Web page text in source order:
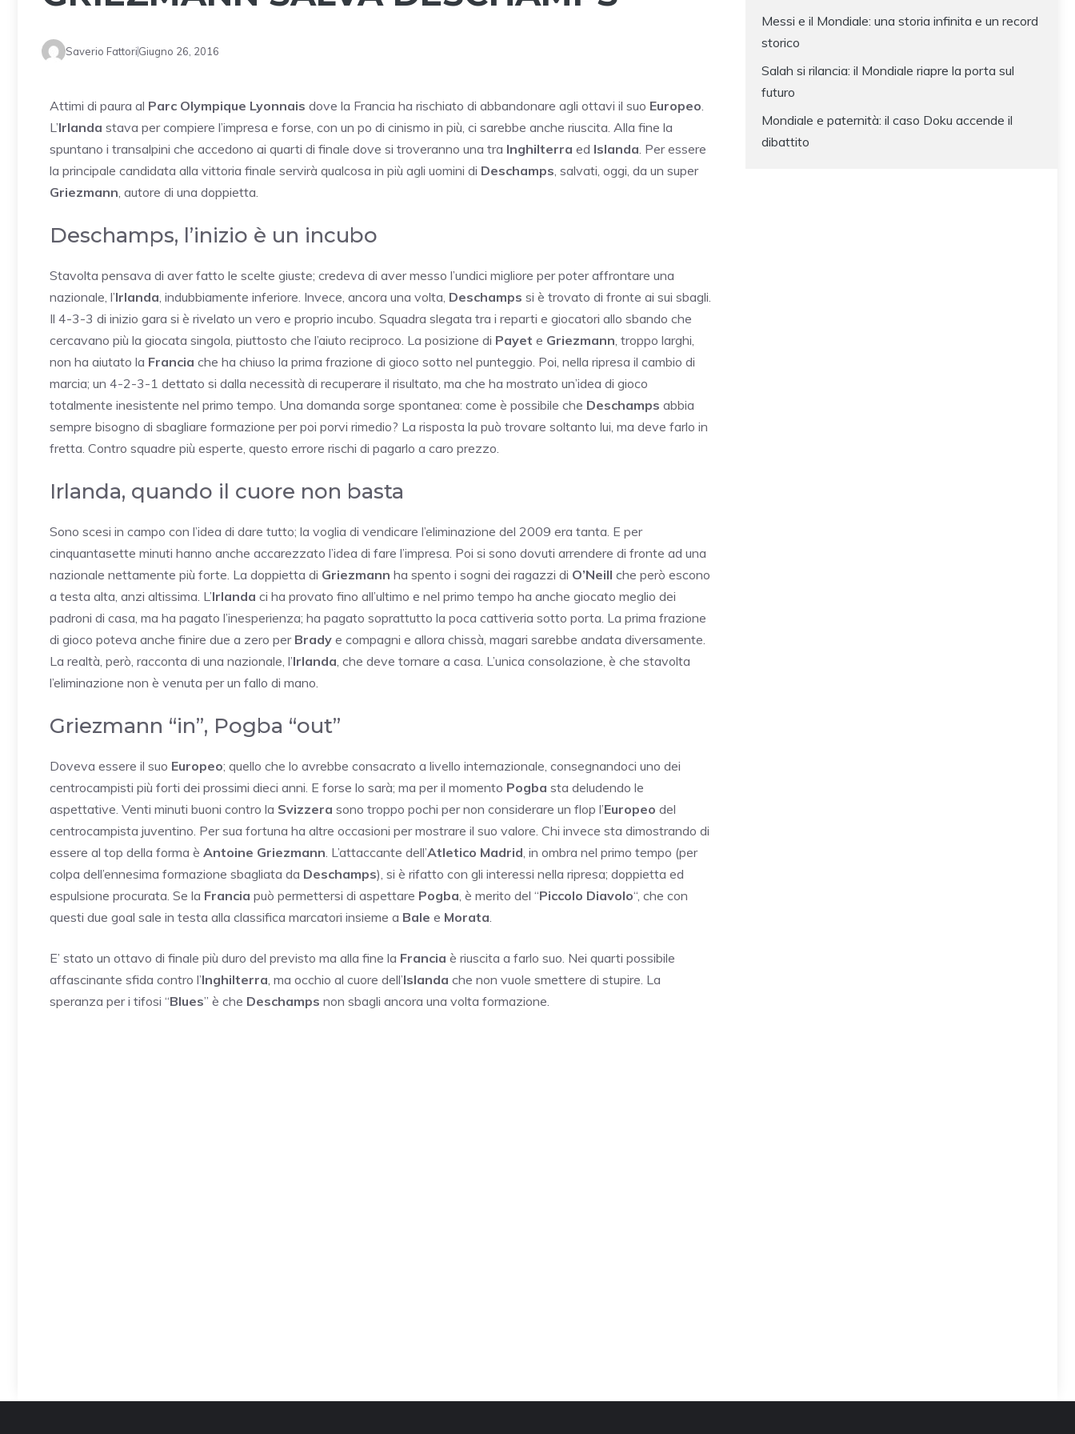
Saverio FattoriGiugno 26, 2016
Attimi di paura al Parc Olympique Lyonnais dove la Francia ha rischiato di abbandonare agli ottavi il suo Europeo.
L’Irlanda stava per compiere l’impresa e forse, con un po di cinismo in più, ci sarebbe anche riuscita. Alla fine la
spuntano i transalpini che accedono ai quarti di finale dove si troveranno una tra Inghilterra ed Islanda. Per essere
la principale candidata alla vittoria finale servirà qualcosa in più agli uomini di Deschamps, salvati, oggi, da un super
Griezmann, autore di una doppietta.
Deschamps, l’inizio è un incubo
Stavolta pensava di aver fatto le scelte giuste; credeva di aver messo l’undici migliore per poter affrontare una
nazionale, l’Irlanda, indubbiamente inferiore. Invece, ancora una volta, Deschamps si è trovato di fronte ai sui sbagli.
Il 4-3-3 di inizio gara si è rivelato un vero e proprio incubo. Squadra slegata tra i reparti e giocatori allo sbando che
cercavano più la giocata singola, piuttosto che l’aiuto reciproco. La posizione di Payet e Griezmann, troppo larghi,
non ha aiutato la Francia che ha chiuso la prima frazione di gioco sotto nel punteggio. Poi, nella ripresa il cambio di
marcia; un 4-2-3-1 dettato si dalla necessità di recuperare il risultato, ma che ha mostrato un’idea di gioco
totalmente inesistente nel primo tempo. Una domanda sorge spontanea: come è possibile che Deschamps abbia
sempre bisogno di sbagliare formazione per poi porvi rimedio? La risposta la può trovare soltanto lui, ma deve farlo in
fretta. Contro squadre più esperte, questo errore rischi di pagarlo a caro prezzo.
Irlanda, quando il cuore non basta
Sono scesi in campo con l’idea di dare tutto; la voglia di vendicare l’eliminazione del 2009 era tanta. E per
cinquantasette minuti hanno anche accarezzato l’idea di fare l’impresa. Poi si sono dovuti arrendere di fronte ad una
nazionale nettamente più forte. La doppietta di Griezmann ha spento i sogni dei ragazzi di O’Neill che però escono
a testa alta, anzi altissima. L’Irlanda ci ha provato fino all’ultimo e nel primo tempo ha anche giocato meglio dei
padroni di casa, ma ha pagato l’inesperienza; ha pagato soprattutto la poca cattiveria sotto porta. La prima frazione
di gioco poteva anche finire due a zero per Brady e compagni e allora chissà, magari sarebbe andata diversamente.
La realtà, però, racconta di una nazionale, l’Irlanda, che deve tornare a casa. L’unica consolazione, è che stavolta
l’eliminazione non è venuta per un fallo di mano.
Griezmann “in”, Pogba “out”
Doveva essere il suo Europeo; quello che lo avrebbe consacrato a livello internazionale, consegnandoci uno dei
centrocampisti più forti dei prossimi dieci anni. E forse lo sarà; ma per il momento Pogba sta deludendo le
aspettative. Venti minuti buoni contro la Svizzera sono troppo pochi per non considerare un flop l’Europeo del
centrocampista juventino. Per sua fortuna ha altre occasioni per mostrare il suo valore. Chi invece sta dimostrando di
essere al top della forma è Antoine Griezmann. L’attaccante dell’Atletico Madrid, in ombra nel primo tempo (per
colpa dell’ennesima formazione sbagliata da Deschamps), si è rifatto con gli interessi nella ripresa; doppietta ed
espulsione procurata. Se la Francia può permettersi di aspettare Pogba, è merito del “Piccolo Diavolo“, che con
questi due goal sale in testa alla classifica marcatori insieme a Bale e Morata.
E’ stato un ottavo di finale più duro del previsto ma alla fine la Francia è riuscita a farlo suo. Nei quarti possibile
affascinante sfida contro l’Inghilterra, ma occhio al cuore dell’Islanda che non vuole smettere di stupire. La
speranza per i tifosi “Blues” è che Deschamps non sbagli ancora una volta formazione.
Messi e il Mondiale: una storia infinita e un record
storico
Salah si rilancia: il Mondiale riapre la porta sul
futuro
Mondiale e paternità: il caso Doku accende il
dibattito